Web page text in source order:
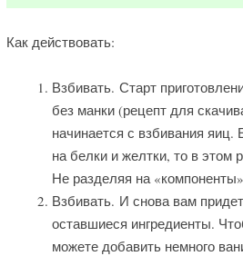
Как действовать:
Взбивать. Старт
без манки (рецепт для
начинается с взбивания
на белки и желтки, то в этом
Не разделяя на
Взбивать. И снова вам
оставшиеся ингредиенты.
можете добавить немного